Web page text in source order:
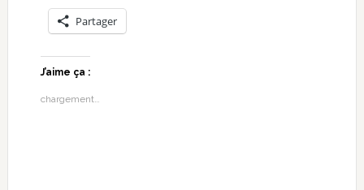
Partager
J’aime ça :
chargement…